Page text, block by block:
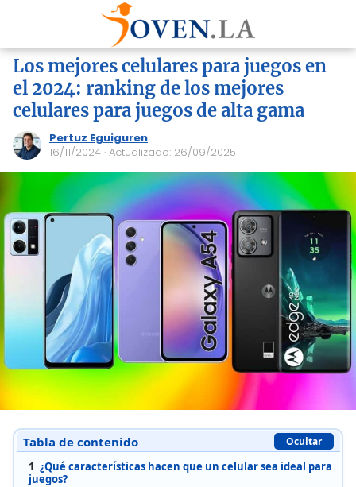
Los mejores celulares para juegos en
el 2024: ranking de los mejores
celulares para juegos de alta gama
Pertuz Eguiguren
16/11/2024 · Actualizado: 26/09/2025
Tabla de contenido Ocultar
1 ¿Qué características hacen que un celular sea ideal para
juegos?